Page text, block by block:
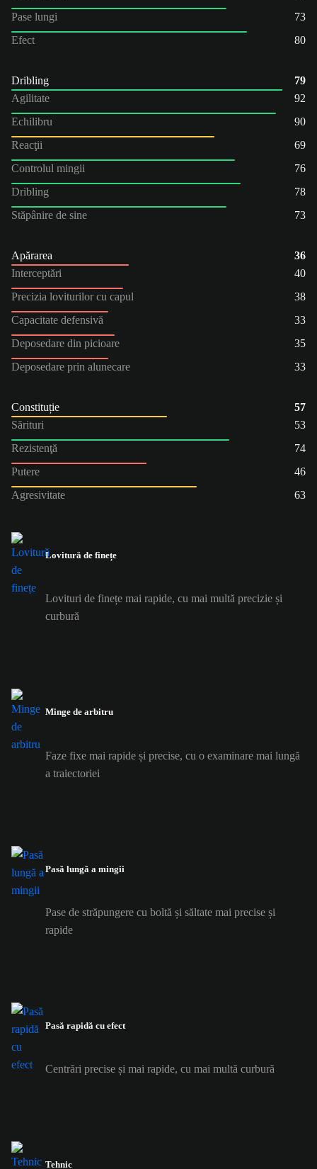
Pase lungi
73
Efect
80
Dribling
79
Agilitate
92
Echilibru
90
Reacţii
69
Controlul mingii
76
Dribling
78
Stăpânire de sine
73
Apărarea
36
Interceptări
40
Precizia loviturilor cu capul
38
Capacitate defensivă
33
Deposedare din picioare
35
Deposedare prin alunecare
33
Constituție
57
Sărituri
53
Rezistenţă
74
Putere
46
Agresivitate
63
Lovitură de finețe
Lovituri de finețe mai rapide, cu mai multă precizie și
curbură
Minge de arbitru
Faze fixe mai rapide și precise, cu o examinare mai lungă
a traiectoriei
Pasă lungă a mingii
Pase de străpungere cu boltă și săltate mai precise și
rapide
Pasă rapidă cu efect
Centrări precise și mai rapide, cu mai multă curbură
Tehnic